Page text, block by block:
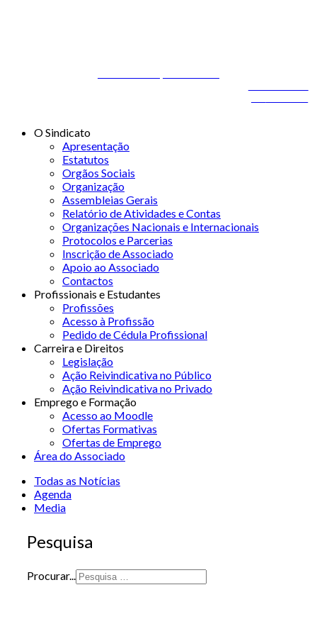
O Sindicato
Apresentação
Estatutos
Orgãos Sociais
Organização
Assembleias Gerais
Relatório de Atividades e Contas
Organizações Nacionais e Internacionais
Protocolos e Parcerias
Inscrição de Associado
Apoio ao Associado
Contactos
Profissionais e Estudantes
Profissões
Acesso à Profissão
Pedido de Cédula Profissional
Carreira e Direitos
Legislação
Ação Reivindicativa no Público
Ação Reivindicativa no Privado
Emprego e Formação
Acesso ao Moodle
Ofertas Formativas
Ofertas de Emprego
Área do Associado
Todas as Notícias
Agenda
Media
Pesquisa
Procurar...